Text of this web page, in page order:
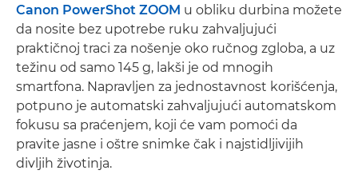
Canon PowerShot ZOOM u obliku durbina možete
da nosite bez upotrebe ruku zahvaljujući
praktičnoj traci za nošenje oko ručnog zgloba, a uz
težinu od samo 145 g, lakši je od mnogih
smartfona. Napravljen za jednostavnost korišćenja,
potpuno je automatski zahvaljujući automatskom
fokusu sa praćenjem, koji će vam pomoći da
pravite jasne i oštre snimke čak i najstidljivijih
divljih životinja.